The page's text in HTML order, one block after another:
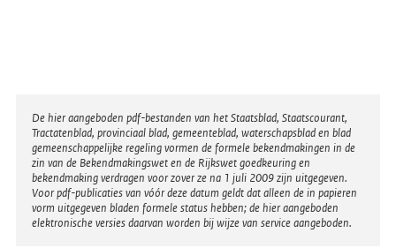
Disclaimer
De hier aangeboden pdf-bestanden van het Staatsblad, Staatscourant,
Tractatenblad, provinciaal blad, gemeenteblad, waterschapsblad en blad
gemeenschappelijke regeling vormen de formele bekendmakingen in de
zin van de Bekendmakingswet en de Rijkswet goedkeuring en
bekendmaking verdragen voor zover ze na 1 juli 2009 zijn uitgegeven.
Voor pdf-publicaties van vóór deze datum geldt dat alleen de in papieren
vorm uitgegeven bladen formele status hebben; de hier aangeboden
elektronische versies daarvan worden bij wijze van service aangeboden.